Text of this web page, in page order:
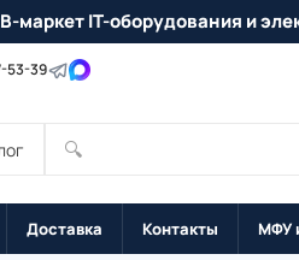
маркет IT-оборудования и
53-39
🔍
Доставка Контакты МФУ